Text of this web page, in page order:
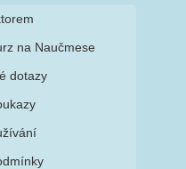
na Naučmese
dotazy